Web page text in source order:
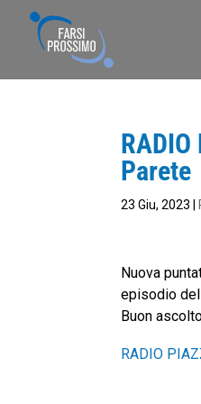
Parete
23 Giu, 2023
Nuova
episodio
Buon
RADIO